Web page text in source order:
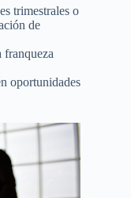
trimestrales o
de
franqueza
oportunidades